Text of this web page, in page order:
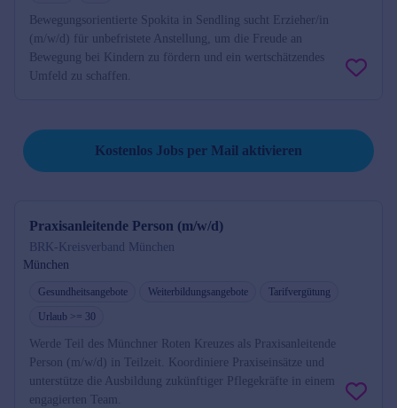
Bewegungsorientierte Spokita in Sendling sucht Erzieher/in
(m/w/d) für unbefristete Anstellung, um die Freude an
Bewegung bei Kindern zu fördern und ein wertschätzendes
Umfeld zu schaffen.
Kostenlos Jobs per Mail aktivieren
Praxisanleitende Person (m/w/d)
BRK-Kreisverband München
München
Gesundheitsangebote Weiterbildungsangebote
Tarifvergütung
Urlaub >= 30
Werde Teil des Münchner Roten Kreuzes als Praxisanleitende
Person (m/w/d) in Teilzeit. Koordiniere Praxiseinsätze und
unterstütze die Ausbildung zukünftiger Pflegekräfte in einem
engagierten Team.